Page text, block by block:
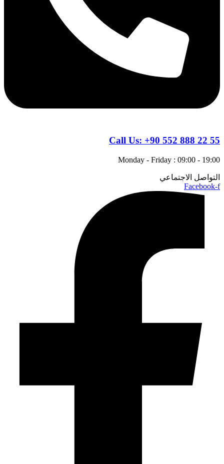
Call Us: +90 552 888 22 55
Monday - Friday : 09:00 - 19:00
التواصل الاجتماعي
Facebook-f